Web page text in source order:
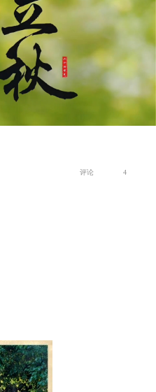
评论 4